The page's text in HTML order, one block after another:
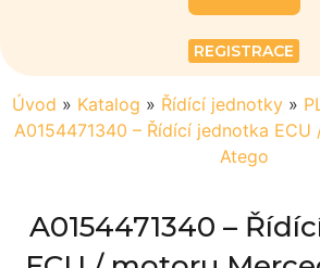
REGISTRACE
Úvod » Katalog » Řídící jednotky »
A0154471340 – Řídící jednotka
Atego
A0154471340 –